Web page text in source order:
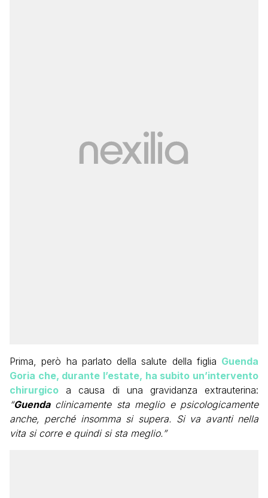
Prima, però ha parlato della salute della figlia Guenda
Goria che, durante l’estate, ha subito un’intervento
chirurgico a causa di una gravidanza extrauterina:
“Guendaclinicamente sta meglio e psicologicamente
anche, perché insomma si supera. Si va avanti nella
vita si corre e quindi si sta meglio.”